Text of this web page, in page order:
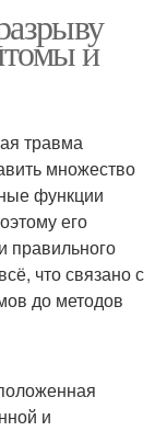
и
травма
множество
функции
его
правильного
что связано с
до методов
и